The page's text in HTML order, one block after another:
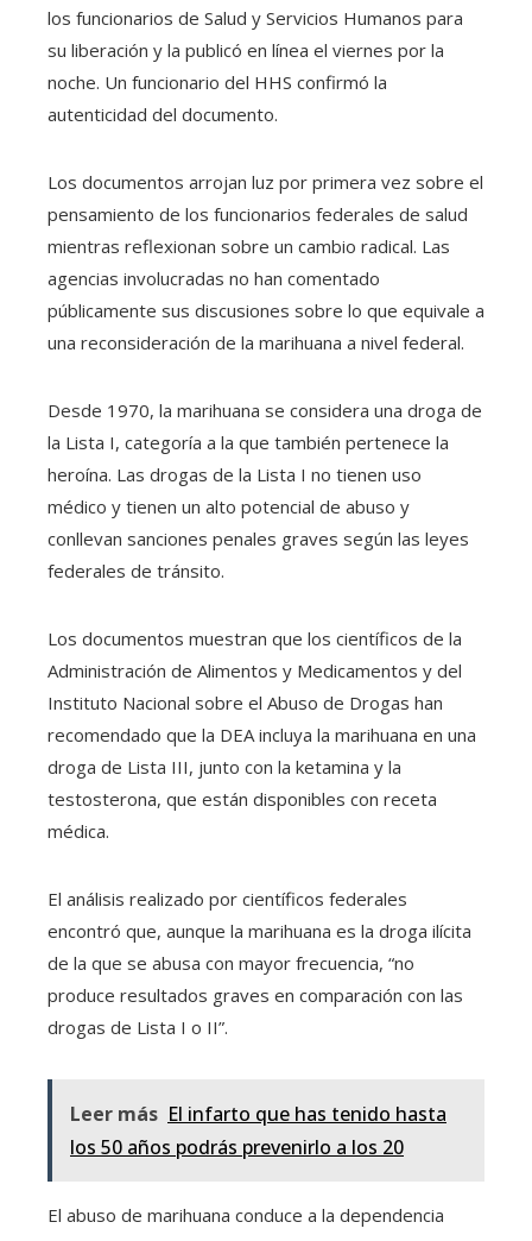
los funcionarios de Salud y Servicios Humanos para
su liberación y la publicó en línea el viernes por la
noche. Un funcionario del HHS confirmó la
autenticidad del documento.
Los documentos arrojan luz por primera vez sobre el
pensamiento de los funcionarios federales de salud
mientras reflexionan sobre un cambio radical. Las
agencias involucradas no han comentado
públicamente sus discusiones sobre lo que equivale a
una reconsideración de la marihuana a nivel federal.
Desde 1970, la marihuana se considera una droga de
la Lista I, categoría a la que también pertenece la
heroína. Las drogas de la Lista I no tienen uso
médico y tienen un alto potencial de abuso y
conllevan sanciones penales graves según las leyes
federales de tránsito.
Los documentos muestran que los científicos de la
Administración de Alimentos y Medicamentos y del
Instituto Nacional sobre el Abuso de Drogas han
recomendado que la DEA incluya la marihuana en una
droga de Lista III, junto con la ketamina y la
testosterona, que están disponibles con receta
médica.
El análisis realizado por científicos federales
encontró que, aunque la marihuana es la droga ilícita
de la que se abusa con mayor frecuencia, “no
produce resultados graves en comparación con las
drogas de Lista I o II”.
Leer más El infarto que has tenido hasta
los 50 años podrás prevenirlo a los 20
El abuso de marihuana conduce a la dependencia